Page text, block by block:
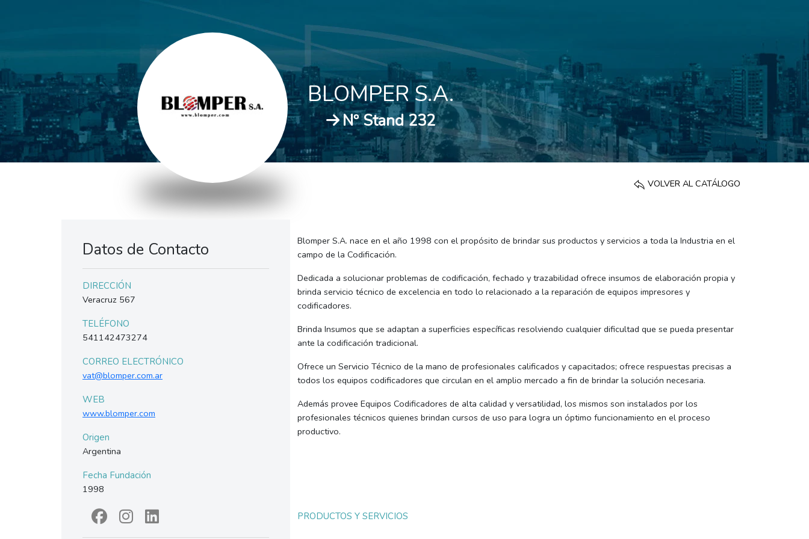
BLOMPER S.A.
Nº Stand 232
VOLVER AL CATÁLOGO
Datos de Contacto
DIRECCIÓN
Veracruz 567
TELÉFONO
541142473274
CORREO ELECTRÓNICO
vat@blomper.com.ar
WEB
www.blomper.com
Origen
Argentina
Fecha Fundación
1998
Blomper S.A. nace en el año 1998 con el propósito de brindar sus productos y servicios a toda la Industria en el
campo de la Codificación.
Dedicada a solucionar problemas de codificación, fechado y trazabilidad ofrece insumos de elaboración propia y
brinda servicio técnico de excelencia en todo lo relacionado a la reparación de equipos impresores y
codificadores.
Brinda Insumos que se adaptan a superficies específicas resolviendo cualquier dificultad que se pueda presentar
ante la codificación tradicional.
Ofrece un Servicio Técnico de la mano de profesionales calificados y capacitados; ofrece respuestas precisas a
todos los equipos codificadores que circulan en el amplio mercado a fin de brindar la solución necesaria.
Además provee Equipos Codificadores de alta calidad y versatilidad, los mismos son instalados por los
profesionales técnicos quienes brindan cursos de uso para logra un óptimo funcionamiento en el proceso
productivo.
PRODUCTOS Y SERVICIOS